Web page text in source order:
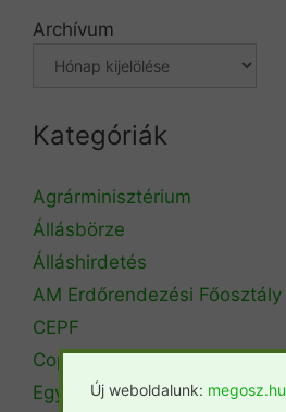
Archívum
Kategóriák
Agrárminisztérium
Állásbörze
Álláshirdetés
AM Erdőrendezési Főosztály
CEPF
Copa Cogeca
Egyéb
Új weboldalunk: megosz.hu